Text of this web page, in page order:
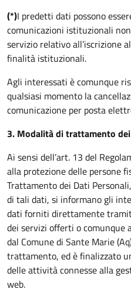
(*)I predetti dati possono
comunicazioni istituzionali
servizio relativo all’iscrizione
finalità istituzionali.
Agli interessati è comunque
qualsiasi momento la
comunicazione per posta
3. Modalità di trattamento
Ai sensi dell’art. 13 del
alla protezione delle persone
Trattamento dei Dati
di tali dati, si informano gli
dati forniti direttamente
dei servizi offerti o
dal Comune di Sante Marie
trattamento, ed è finalizzato
delle attività connesse alla
web.